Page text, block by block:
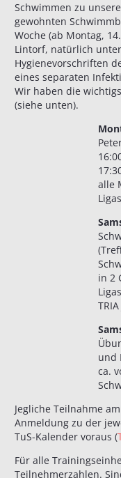
Schwimmen zu
gewohnten
Woche (ab Montag,
Lintorf, natürlich
Hygienevorschriften
eines separaten
Wir haben die
(siehe unten).
alle
in 2
und
ca.
Jegliche Teilnahme
Anmeldung zu der
TuS-Kalender voraus (
Für alle
Teilnehmerzahlen.